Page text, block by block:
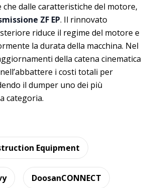
dalle caratteristiche del motore,
ZF EP. Il rinnovato
riduce il regime del motore e
la durata della macchina. Nel
della catena cinematica
i costi totali per
il dumper uno dei più
categoria.
Equipment
DoosanCONNECT